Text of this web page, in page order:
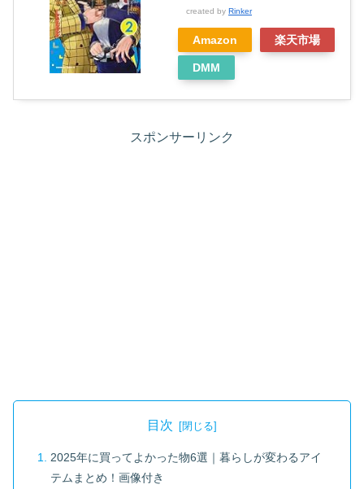
created by Rinker
Amazon 楽天市場
DMM
スポンサーリンク
目次
2025年に買ってよかった物6選｜暮らしが変わるアイ
テムまとめ！画像付き